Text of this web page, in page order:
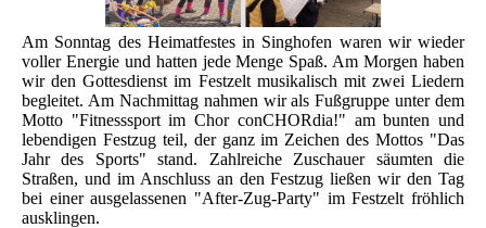
Am Sonntag des Heimatfestes in Singhofen waren wir wieder
voller Energie und hatten jede Menge Spaß. Am Morgen haben
wir den Gottesdienst im Festzelt musikalisch mit zwei Liedern
begleitet. Am Nachmittag nahmen wir als Fußgruppe unter dem
Motto "Fitnesssport im Chor conCHORdia!" am bunten und
lebendigen Festzug teil, der ganz im Zeichen des Mottos "Das
Jahr des Sports" stand. Zahlreiche Zuschauer säumten die
Straßen, und im Anschluss an den Festzug ließen wir den Tag
bei einer ausgelassenen "After-Zug-Party" im Festzelt fröhlich
ausklingen.